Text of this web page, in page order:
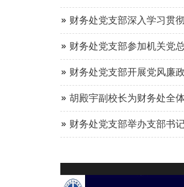
财务处党支部深入学习贯
财务处党支部参加机关党
财务处党支部开展党风廉
胡殿宇副校长为财务处全
财务处党支部举办支部书